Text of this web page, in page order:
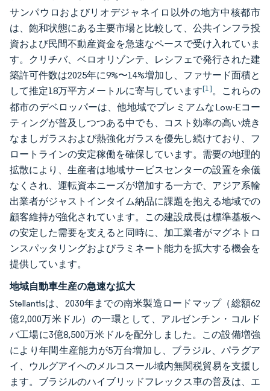
サンパウロおよびリオデジャネイロ以外の地方中核都市
は、飽和状態にある主要市場と比較して、公共インフラ投
資および民間不動産資金を急速なペースで受け入れていま
す。クリチバ、ベロオリゾンテ、レシフェで発行された建
築許可件数は2025年に9%〜14%増加し、ファサード面積と
して推定18万平方メートルに寄与しています[1]。これらの
都市のデベロッパーは、他地域でプレミアムなLow-Eコー
ティングが普及しつつある中でも、コスト効率の高い焼き
なましガラスおよび熱強化ガラスを優先し続けており、フ
ロートラインの安定稼働を確保しています。需要の地理的
拡散により、生産者は地域サービスセンターの設置を余儀
なくされ、運転資本ニーズが増加する一方で、アジア系輸
出業者がジャストインタイム納品に課題を抱える地域での
顧客維持が強化されています。この建設成長は標準基板へ
の安定した需要を支えると同時に、加工業者がマグネトロ
ンスパッタリングおよびラミネート能力を拡大する機会を
提供しています。
地域自動車生産の急速な拡大
Stellantisは、2030年までの南米製造ロードマップ（総額62
億2,000万米ドル）の一環として、アルゼンチン・コルド
バ工場に3億8,500万米ドルを配分しました。この設備増強
により年間生産能力が5万台増加し、ブラジル、パラグア
イ、ウルグアイへのメルコスール域内無関税貿易を支援し
ます。ブラジルのハイブリッドフレックス車の普及は、エ